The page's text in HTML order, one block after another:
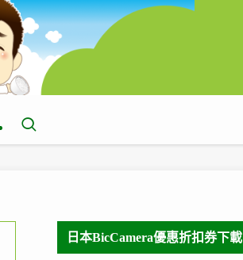
日本BicCamera優惠折扣券下載